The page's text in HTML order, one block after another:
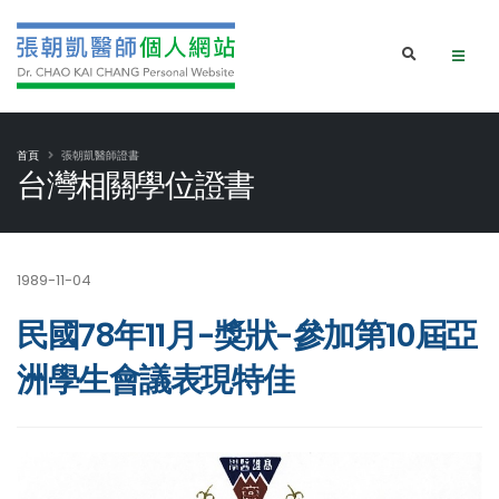
台灣相關學位證書
首頁 張朝凱醫師證書
1989-11-04
民國78年11月-獎狀-參加第10屆亞
洲學生會議表現特佳